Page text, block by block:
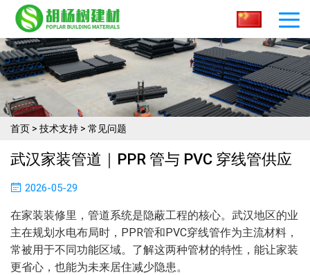
首页 > 技术支持 > 常见问题
武汉家装管道｜PPR 管与 PVC 穿线管供应
2026-05-29
在家装装修里，管道系统是隐蔽工程的核心。武汉地区的业
主在规划水电布局时，PPR管和PVC穿线管作为主流材料，
常被用于不同功能区域。了解这两种管材的特性，能让家装
更省心，也能为未来居住减少隐患。